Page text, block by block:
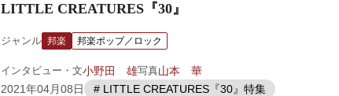
LITTLE CREATURES『30』
ジャンル 邦楽 邦楽ポップ／ロック
インタビュー・文小野田 雄写真山本 華
2021年04月08日
# LITTLE CREATURES『30』特集